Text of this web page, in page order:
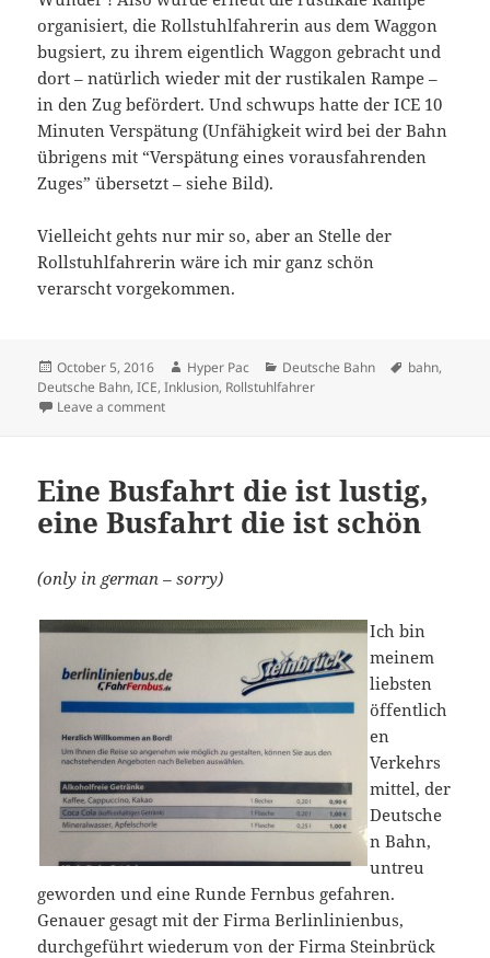
organisiert, die Rollstuhlfahrerin aus dem Waggon
bugsiert, zu ihrem eigentlich Waggon gebracht und
dort – natürlich wieder mit der rustikalen Rampe –
in den Zug befördert. Und schwups hatte der ICE 10
Minuten Verspätung (Unfähigkeit wird bei der Bahn
übrigens mit “Verspätung eines vorausfahrenden
Zuges” übersetzt – siehe Bild).
Vielleicht gehts nur mir so, aber an Stelle der
Rollstuhlfahrerin wäre ich mir ganz schön
verarscht vorgekommen.
Posted
on
October 5, 2016 Author
Hyper Pac Categories
Deutsche Bahn Tags
bahn,
Deutsche Bahn,ICE,Inklusion, Rollstuhlfahrer
Leave a commenton Warum die Bahn immer noch unfähig ist
Eine Busfahrt die ist lustig,
eine Busfahrt die ist schön
(only in german – sorry)
Ich bin
meinem
liebsten
öffentlich
en
Verkehrs
mittel, der
Deutsche
n Bahn,
untreu
geworden und eine Runde Fernbus gefahren.
Genauer gesagt mit der Firma Berlinlinienbus,
durchgeführt wiederum von der Firma Steinbrück